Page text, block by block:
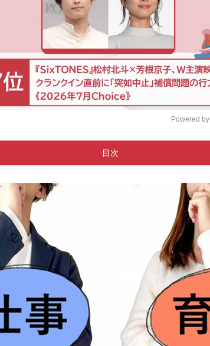
t
e
Powered by
目次
ー 男性の育休取得率は13.97％
ー 夫婦一緒にやっていくべき
ー 参加者の半分から3分の2くらいが夫婦同伴